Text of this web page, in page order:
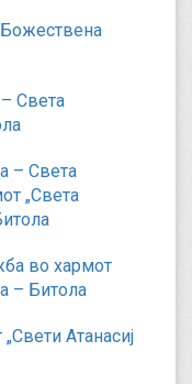
Света
– Света
„Света
во хармот
– Битола
Атанасиј